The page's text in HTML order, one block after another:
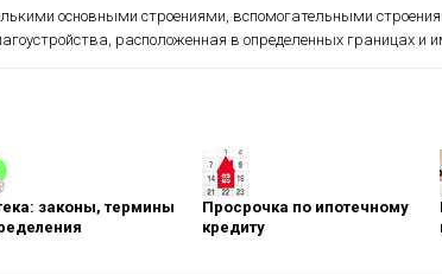
основными строениями, вспомогательными
расположенная в определенных границах и
​​​​​​​законы, термины
Просрочка по ипотечному
кредиту